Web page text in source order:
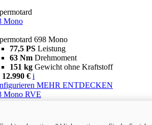
Mono
698 Mono
77,5 PS Leistung
63 Nm Drehmoment
151 kg Gewicht ohne Kraftstoff
€ i
MEHR ENTDECKEN
Mono RVE
77,5 PS
Leistung